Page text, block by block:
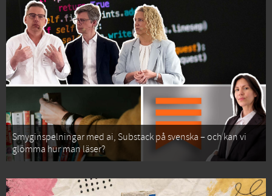
Smyginspelningar med ai, Substack på svenska – och kan vi
glömma hur man läser?